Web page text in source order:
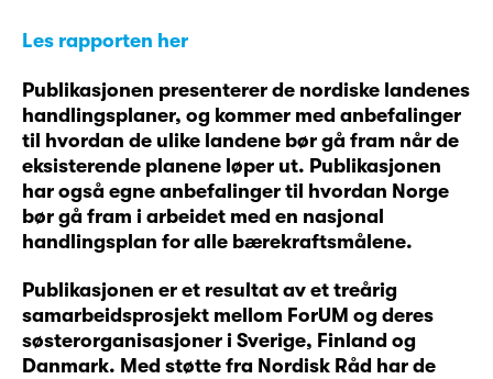
Les rapporten her
Publikasjonen presenterer de nordiske landenes
handlingsplaner, og kommer med anbefalinger
til hvordan de ulike landene bør gå fram når de
eksisterende planene løper ut. Publikasjonen
har også egne anbefalinger til hvordan Norge
bør gå fram i arbeidet med en nasjonal
handlingsplan for alle bærekraftsmålene.
Publikasjonen er et resultat av et treårig
samarbeidsprosjekt mellom ForUM og deres
søsterorganisasjoner i Sverige, Finland og
Danmark. Med støtte fra Nordisk Råd har de